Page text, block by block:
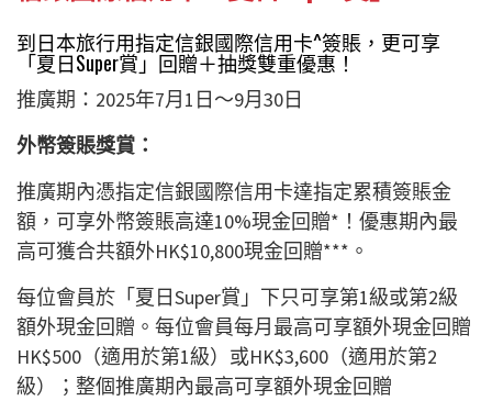
到日本旅行用指定信銀國際信用卡^簽賬，更可享
「夏日Super賞」回贈＋抽獎雙重優惠！
推廣期：2025年7月1日～9月30日
外幣簽賬獎賞：
推廣期內憑指定信銀國際信用卡達指定累積簽賬金
額，可享外幣簽賬高達10%現金回贈*！優惠期內最
高可獲合共額外HK$10,800現金回贈***。
每位會員於「夏日Super賞」下只可享第1級或第2級
額外現金回贈。每位會員每月最高可享額外現金回贈
HK$500（適用於第1級）或HK$3,600（適用於第2
級）；整個推廣期內最高可享額外現金回贈